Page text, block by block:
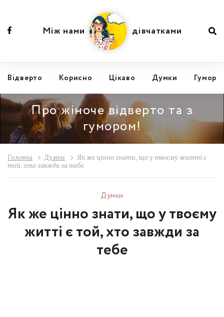
Відвертo Корисно Цікаво Думки Гумор
Між нами дівчатками
Про жіноче відверто та з
гумором!
Головна Думки
Як же цінно знати, що у твоєму житті є
той, хто завжди за тебе
Думки
Як же цінно знати, що у твоєму
житті є той, хто завжди за
тебе